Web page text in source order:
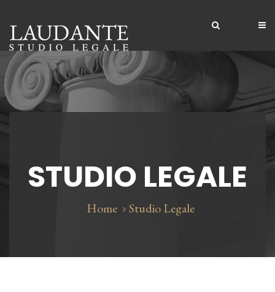
Lo Studio
Competenze
Competenze
ClientiSTUDIO LEGALE
Home Studio Legale